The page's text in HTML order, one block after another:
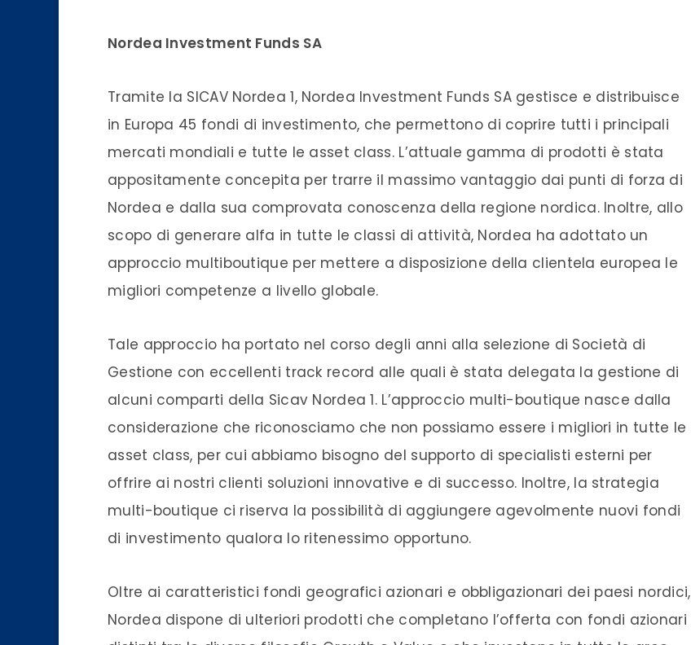
Nordea Investment Funds SA
Tramite la SICAV Nordea 1, Nordea Investment Funds SA gestisce e distribuisce
in Europa 45 fondi di investimento, che permettono di coprire tutti i principali
mercati mondiali e tutte le asset class. L’attuale gamma di prodotti è stata
appositamente concepita per trarre il massimo vantaggio dai punti di forza di
Nordea e dalla sua comprovata conoscenza della regione nordica. Inoltre, allo
scopo di generare alfa in tutte le classi di attività, Nordea ha adottato un
approccio multiboutique per mettere a disposizione della clientela europea le
migliori competenze a livello globale.
Tale approccio ha portato nel corso degli anni alla selezione di Società di
Gestione con eccellenti track record alle quali è stata delegata la gestione di
alcuni comparti della Sicav Nordea 1. L’approccio multi-boutique nasce dalla
considerazione che riconosciamo che non possiamo essere i migliori in tutte le
asset class, per cui abbiamo bisogno del supporto di specialisti esterni per
offrire ai nostri clienti soluzioni innovative e di successo. Inoltre, la strategia
multi-boutique ci riserva la possibilità di aggiungere agevolmente nuovi fondi
di investimento qualora lo ritenessimo opportuno.
Oltre ai caratteristici fondi geografici azionari e obbligazionari dei paesi nordici,
Nordea dispone di ulteriori prodotti che completano l’offerta con fondi azionari